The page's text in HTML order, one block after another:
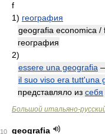
f
1) география
geografia economica /
география
2)
essere una geografia
il suo viso era tutt'una
представляло из себя
Большой итальяно-
10
geografia